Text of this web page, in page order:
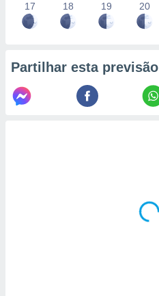
17 18 19 20
Partilhar esta previsão